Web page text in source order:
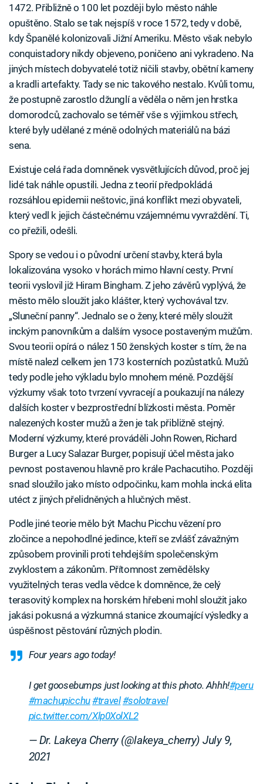
1472. Přibližně o 100 let později bylo město náhle
opuštěno. Stalo se tak nejspíš v roce 1572, tedy v době,
kdy Španělé kolonizovali Jižní Ameriku. Město však nebylo
conquistadory nikdy objeveno, poničeno ani vykradeno. Na
jiných místech dobyvatelé totiž ničili stavby, obětní kameny
a kradli artefakty. Tady se nic takového nestalo. Kvůli tomu,
že postupně zarostlo džunglí a věděla o něm jen hrstka
domorodců, zachovalo se téměř vše s výjimkou střech,
které byly udělané z méně odolných materiálů na bázi
sena.
Existuje celá řada domněnek vysvětlujících důvod, proč jej
lidé tak náhle opustili. Jedna z teorií předpokládá
rozsáhlou epidemii neštovic, jiná konflikt mezi obyvateli,
který vedl k jejich částečnému vzájemnému vyvraždění. Ti,
co přežili, odešli.
Spory se vedou i o původní určení stavby, která byla
lokalizována vysoko v horách mimo hlavní cesty. První
teorii vyslovil již Hiram Bingham. Z jeho závěrů vyplývá, že
město mělo sloužit jako klášter, který vychovával tzv.
„Sluneční panny“. Jednalo se o ženy, které měly sloužit
inckým panovníkům a dalším vysoce postaveným mužům.
Svou teorii opírá o nález 150 ženských koster s tím, že na
místě nalezl celkem jen 173 kosterních pozůstatků. Mužů
tedy podle jeho výkladu bylo mnohem méně. Pozdější
výzkumy však toto tvrzení vyvracejí a poukazují na nálezy
dalších koster v bezprostřední blízkosti města. Poměr
nalezených koster mužů a žen je tak přibližně stejný.
Moderní výzkumy, které prováděli John Rowen, Richard
Burger a Lucy Salazar Burger, popisují účel města jako
pevnost postavenou hlavně pro krále Pachacutiho. Později
snad sloužilo jako místo odpočinku, kam mohla incká elita
utéct z jiných přelidněných a hlučných měst.
Podle jiné teorie mělo být Machu Picchu vězení pro
zločince a nepohodlné jedince, kteří se zvlášť závažným
způsobem provinili proti tehdejším společenským
zvyklostem a zákonům. Přítomnost zemědělsky
využitelných teras vedla vědce k domněnce, že celý
terasovitý komplex na horském hřebeni mohl sloužit jako
jakási pokusná a výzkumná stanice zkoumající výsledky a
úspěšnost pěstování různých plodin.
Four years ago today!
I get goosebumps just looking at this photo. Ahhh!#peru
#machupicchu#travel#solotravel
pic.twitter.com/Xlp0XolXL2
— Dr. Lakeya Cherry (@lakeya_cherry)July 9,
2021